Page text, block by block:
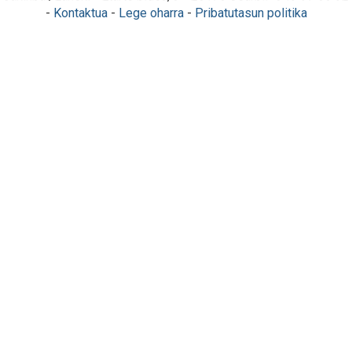
- Kontaktua- Lege oharra- Pribatutasun politika